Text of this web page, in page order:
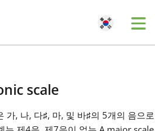
scale
가, 나, 다♯, 마, 및 바♯의 5개의 음으로